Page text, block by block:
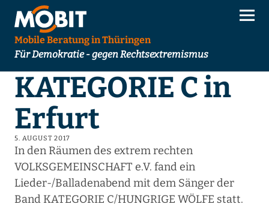
Mobile Beratung in Thüringen
Für Demokratie - gegen Rechtsextremismus
KATEGORIE C in
Erfurt
5. AUGUST 2017
In den Räumen des extrem rechten
VOLKSGEMEINSCHAFT e.V. fand ein
Lieder-/Balladenabend mit dem Sänger der
Band KATEGORIE C/HUNGRIGE WÖLFE statt.